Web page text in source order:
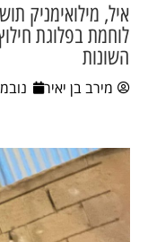
איל, מילואימניק
לוחמת בפלוגת
השונות
מירב בן יאיר נובמבר